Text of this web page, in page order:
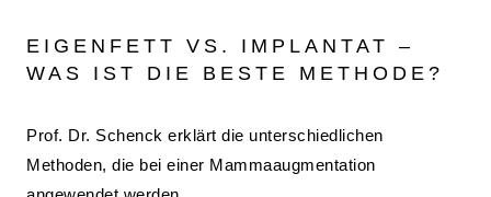
EIGENFETT VS. IMPLANTAT –
WAS IST DIE BESTE METHODE?
Prof. Dr. Schenck erklärt die unterschiedlichen
Methoden, die bei einer Mammaaugmentation